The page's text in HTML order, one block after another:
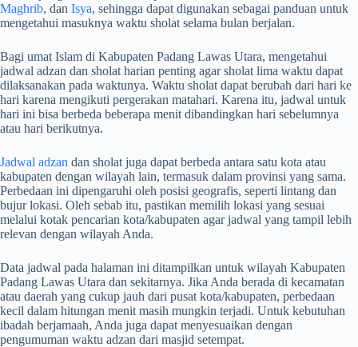
Maghrib, dan Isya, sehingga dapat digunakan sebagai panduan untuk
mengetahui masuknya waktu sholat selama bulan berjalan.
Bagi umat Islam di Kabupaten Padang Lawas Utara, mengetahui
jadwal adzan dan sholat harian penting agar sholat lima waktu dapat
dilaksanakan pada waktunya. Waktu sholat dapat berubah dari hari ke
hari karena mengikuti pergerakan matahari. Karena itu, jadwal untuk
hari ini bisa berbeda beberapa menit dibandingkan hari sebelumnya
atau hari berikutnya.
Jadwal adzan dan sholat juga dapat berbeda antara satu kota atau
kabupaten dengan wilayah lain, termasuk dalam provinsi yang sama.
Perbedaan ini dipengaruhi oleh posisi geografis, seperti lintang dan
bujur lokasi. Oleh sebab itu, pastikan memilih lokasi yang sesuai
melalui kotak pencarian kota/kabupaten agar jadwal yang tampil lebih
relevan dengan wilayah Anda.
Data jadwal pada halaman ini ditampilkan untuk wilayah Kabupaten
Padang Lawas Utara dan sekitarnya. Jika Anda berada di kecamatan
atau daerah yang cukup jauh dari pusat kota/kabupaten, perbedaan
kecil dalam hitungan menit masih mungkin terjadi. Untuk kebutuhan
ibadah berjamaah, Anda juga dapat menyesuaikan dengan
pengumuman waktu adzan dari masjid setempat.